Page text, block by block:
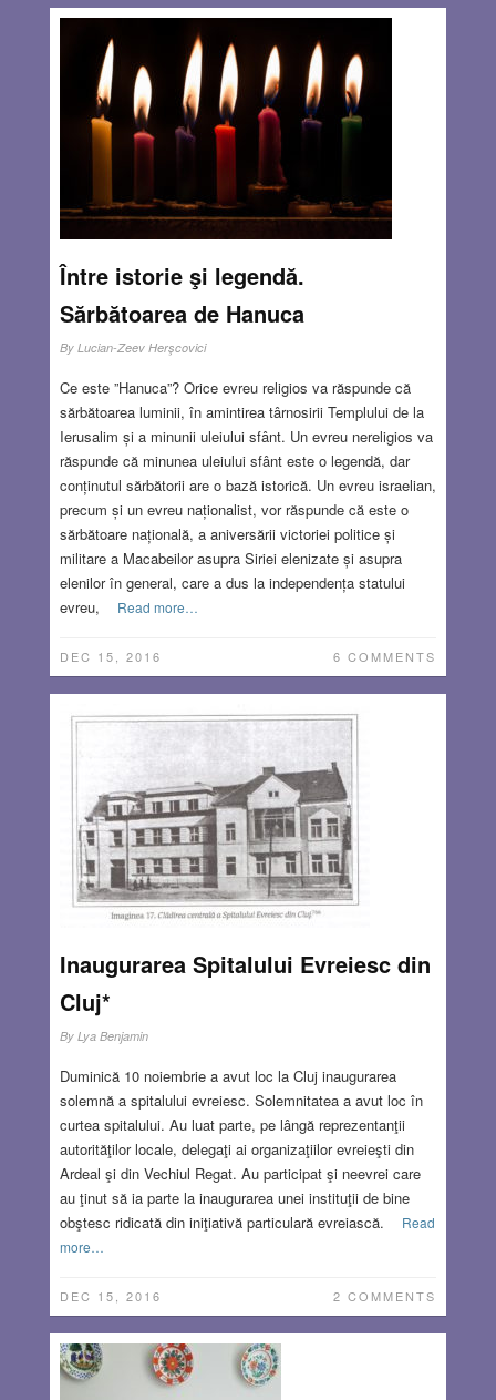
Între istorie şi legendă.
Sărbătoarea de Hanuca
By Lucian-Zeev Herşcovici
Ce este ”Hanuca”? Orice evreu religios va răspunde că
sărbătoarea luminii, în amintirea târnosirii Templului de la
Ierusalim și a minunii uleiului sfânt. Un evreu nereligios va
răspunde că minunea uleiului sfânt este o legendă, dar
conținutul sărbătorii are o bază istorică. Un evreu israelian,
precum și un evreu naționalist, vor răspunde că este o
sărbătoare națională, a aniversării victoriei politice și
militare a Macabeilor asupra Siriei elenizate și asupra
elenilor în general, care a dus la independența statului
evreu,
Read more…
DEC 15, 2016 6 COMMENTS
Inaugurarea Spitalului Evreiesc din
Cluj*
By Lya Benjamin
Duminică 10 noiembrie a avut loc la Cluj inaugurarea
solemnă a spitalului evreiesc. Solemnitatea a avut loc în
curtea spitalului. Au luat parte, pe lângă reprezentanţii
autorităţilor locale, delegaţi ai organizaţiilor evreieşti din
Ardeal şi din Vechiul Regat. Au participat şi neevrei care
au ţinut să ia parte la inaugurarea unei instituţii de bine
obştesc ridicată din iniţiativă particulară evreiască.
Read
more…
DEC 15, 2016 2 COMMENTS